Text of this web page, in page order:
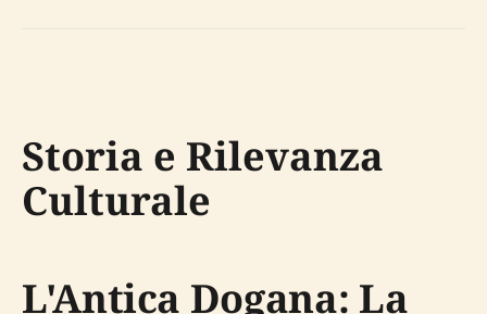
Storia e Rilevanza
Culturale
L'Antica Dogana: La